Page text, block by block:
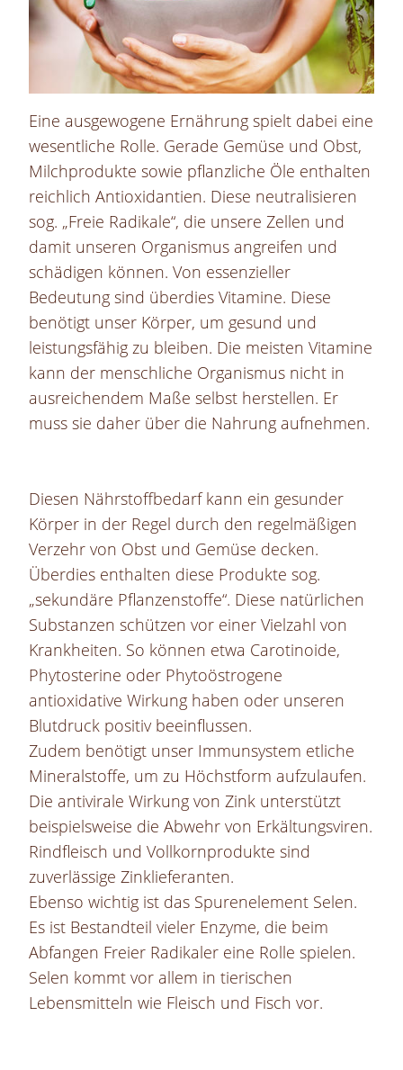
Eine ausgewogene Ernährung spielt dabei eine
wesentliche Rolle. Gerade Gemüse und Obst,
Milchprodukte sowie pflanzliche Öle enthalten
reichlich Antioxidantien. Diese neutralisieren
sog. „Freie Radikale“, die unsere Zellen und
damit unseren Organismus angreifen und
schädigen können. Von essenzieller
Bedeutung sind überdies Vitamine. Diese
benötigt unser Körper, um gesund und
leistungsfähig zu bleiben. Die meisten Vitamine
kann der menschliche Organismus nicht in
ausreichendem Maße selbst herstellen. Er
muss sie daher über die Nahrung aufnehmen.
Diesen Nährstoffbedarf kann ein gesunder
Körper in der Regel durch den regelmäßigen
Verzehr von Obst und Gemüse decken.
Überdies enthalten diese Produkte sog.
„sekundäre Pflanzenstoffe“. Diese natürlichen
Substanzen schützen vor einer Vielzahl von
Krankheiten. So können etwa Carotinoide,
Phytosterine oder Phytoöstrogene
antioxidative Wirkung haben oder unseren
Blutdruck positiv beeinflussen.
Zudem benötigt unser Immunsystem etliche
Mineralstoffe, um zu Höchstform aufzulaufen.
Die antivirale Wirkung von Zink unterstützt
beispielsweise die Abwehr von Erkältungsviren.
Rindfleisch und Vollkornprodukte sind
zuverlässige Zinklieferanten.
Ebenso wichtig ist das Spurenelement Selen.
Es ist Bestandteil vieler Enzyme, die beim
Abfangen Freier Radikaler eine Rolle spielen.
Selen kommt vor allem in tierischen
Lebensmitteln wie Fleisch und Fisch vor.